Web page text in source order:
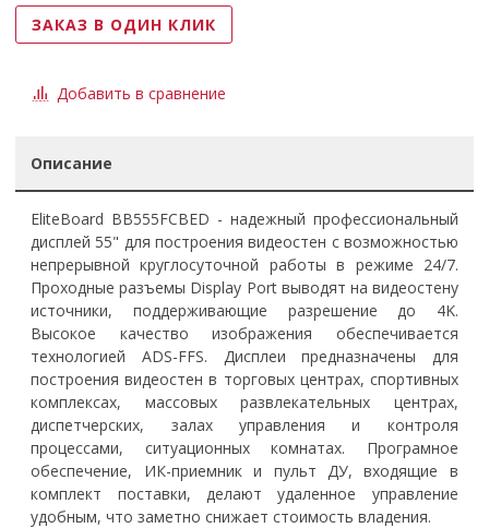
ЗАКАЗ В ОДИН КЛИК
Добавить в сравнение
Описание
EliteBoard BB555FCBED - надежный профессиональный
дисплей 55" для построения видеостен с возможностью
непрерывной круглосуточной работы в режиме 24/7.
Проходные разъемы Display Port выводят на видеостену
источники, поддерживающие разрешение до 4K.
Высокое качество изображения обеспечивается
технологией ADS-FFS. Дисплеи предназначены для
построения видеостен в торговых центрах, спортивных
комплексах, массовых развлекательных центрах,
диспетчерских, залах управления и контроля
процессами, ситуационных комнатах. Програмное
обеспечение, ИК-приемник и пульт ДУ, входящие в
комплект поставки, делают удаленное управление
удобным, что заметно снижает стоимость владения.